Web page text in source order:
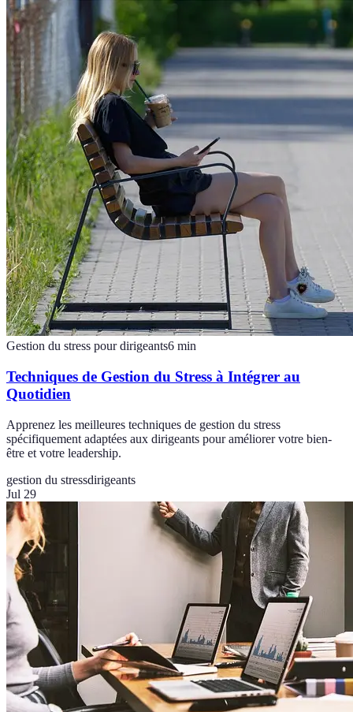
Gestion du stress pour dirigeants6 min
Techniques de Gestion du Stress à Intégrer au
Quotidien
Apprenez les meilleures techniques de gestion du stress
spécifiquement adaptées aux dirigeants pour améliorer votre bien-
être et votre leadership.
gestion du stressdirigeants
Jul 29